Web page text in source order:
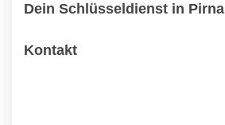
Dein Schlüsseldienst in Pirna
Kontakt